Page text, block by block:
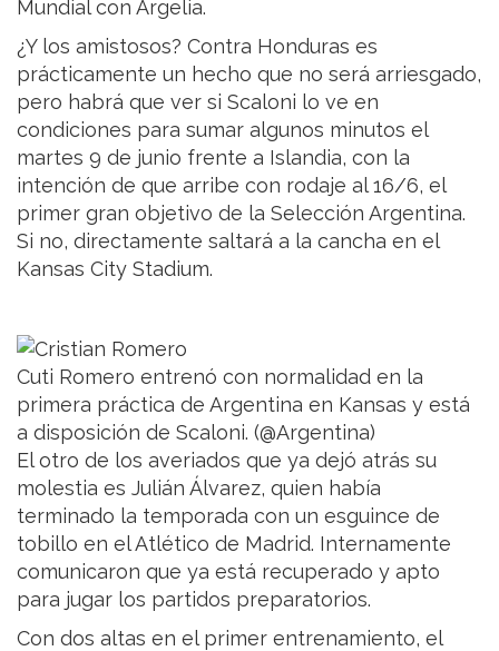
Mundial con Argelia.
¿Y los amistosos? Contra Honduras es
prácticamente un hecho que no será arriesgado,
pero habrá que ver si Scaloni lo ve en
condiciones para sumar algunos minutos el
martes 9 de junio frente a Islandia, con la
intención de que arribe con rodaje al 16/6, el
primer gran objetivo de la Selección Argentina.
Si no, directamente saltará a la cancha en el
Kansas City Stadium.
Cuti Romero entrenó con normalidad en la
primera práctica de Argentina en Kansas y está
a disposición de Scaloni. (@Argentina)
El otro de los averiados que ya dejó atrás su
molestia es Julián Álvarez, quien había
terminado la temporada con un esguince de
tobillo en el Atlético de Madrid. Internamente
comunicaron que ya está recuperado y apto
para jugar los partidos preparatorios.
Con dos altas en el primer entrenamiento, el